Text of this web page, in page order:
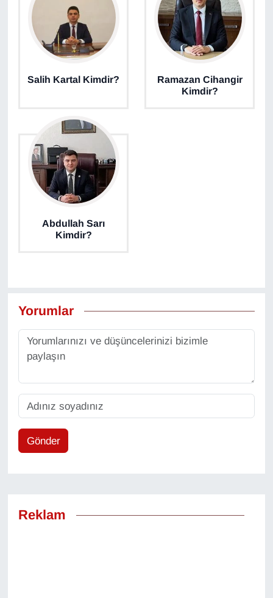
Salih Kartal Kimdir?
Ramazan Cihangir
Kimdir?
Abdullah Sarı
Kimdir?
Yorumlar
Gönder
Reklam
Kültür & Sanat
KURDÎ
MAGAZİN
MEDYA
ONE EKONOMİ
POLİTİKA
RÖPORTAJ
Seri İlan
Sinema - TV
SPOR
TEBRİK
VAN'DA SPOR